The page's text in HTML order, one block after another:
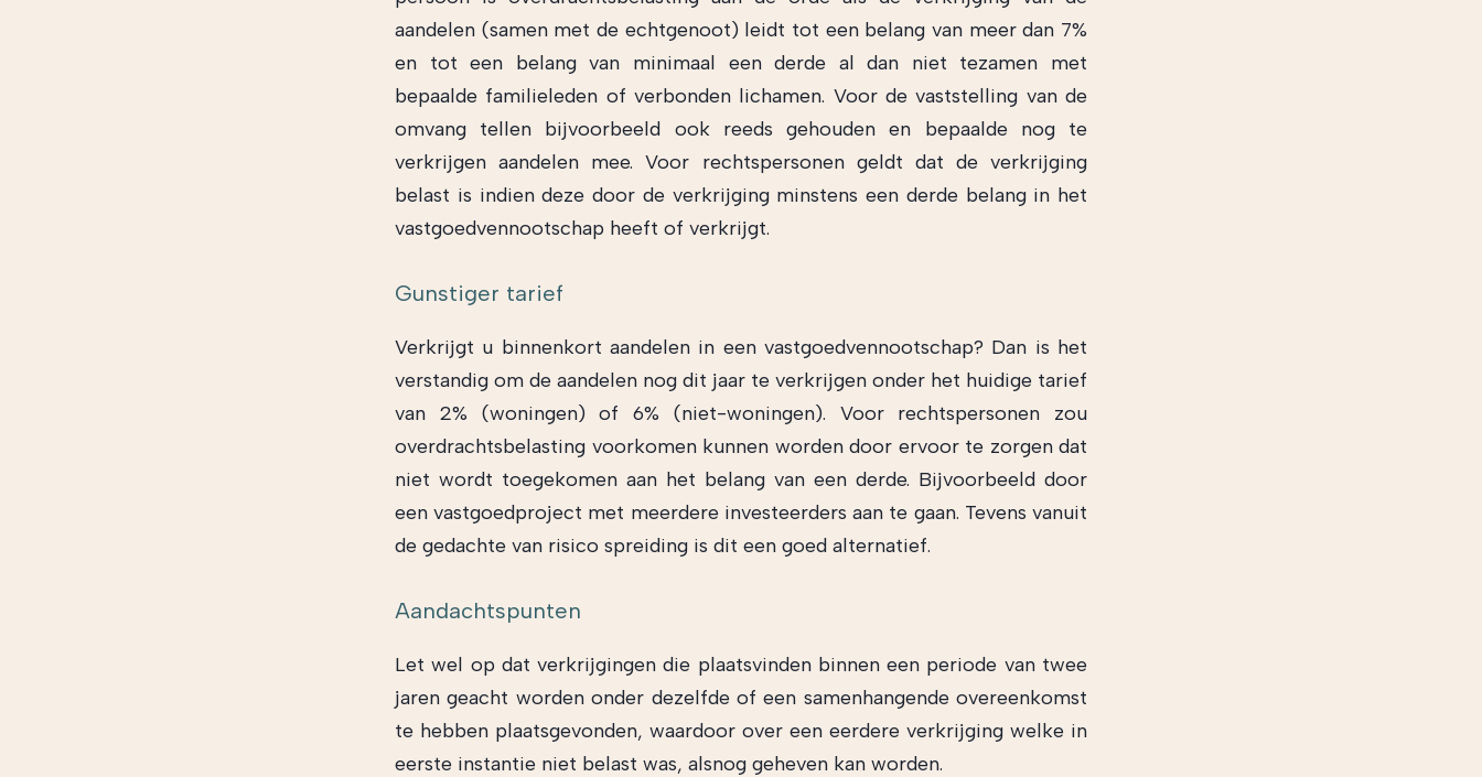
aandelen (samen met de echtgenoot) leidt tot een belang van meer dan 7%
en tot een belang van minimaal een derde al dan niet tezamen met
bepaalde familieleden of verbonden lichamen. Voor de vaststelling van de
omvang tellen bijvoorbeeld ook reeds gehouden en bepaalde nog te
verkrijgen aandelen mee. Voor rechtspersonen geldt dat de verkrijging
belast is indien deze door de verkrijging minstens een derde belang in het
vastgoedvennootschap heeft of verkrijgt.
Gunstiger tarief
Verkrijgt u binnenkort aandelen in een vastgoedvennootschap? Dan is het
verstandig om de aandelen nog dit jaar te verkrijgen onder het huidige tarief
van 2% (woningen) of 6% (niet-woningen). Voor rechtspersonen zou
overdrachtsbelasting voorkomen kunnen worden door ervoor te zorgen dat
niet wordt toegekomen aan het belang van een derde. Bijvoorbeeld door
een vastgoedproject met meerdere investeerders aan te gaan. Tevens vanuit
de gedachte van risico spreiding is dit een goed alternatief.
Aandachtspunten
Let wel op dat verkrijgingen die plaatsvinden binnen een periode van twee
jaren geacht worden onder dezelfde of een samenhangende overeenkomst
te hebben plaatsgevonden, waardoor over een eerdere verkrijging welke in
eerste instantie niet belast was, alsnog geheven kan worden.